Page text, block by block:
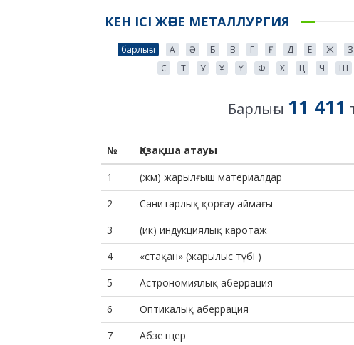
КЕН ІСІ ЖӘНЕ МЕТАЛЛУРГИЯ
барлығы А Ә Б В Г Ғ Д Е Ж З
С
Т У Ұ Ү Ф Х Ц Ч Ш
Барлығы 11 411
№ Қазақша атауы
1
(жм) жарылғыш материалдар
2
Санитарлық қорғау аймағы
3
(ик) индукциялық каротаж
4
«стақан» (жарылыс түбі )
5
Астрономиялық аберрация
6
Оптикалық аберрация
7
Абзетцер